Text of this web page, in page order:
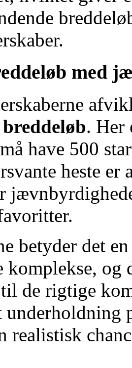
med
breddeløb. Her
have 500
heste
betyder det
komplekse, og
de rigtige
underholdning
realistisk